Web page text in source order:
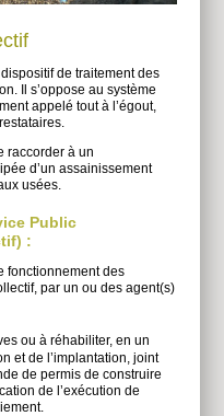
de traitement des
Il s’oppose au système
appelé tout à l’égout,
raccorder à un
d’un assainissement
usées.
Public
:
fonctionnement des
par un ou des agent(s)
ou à réhabiliter, en un
et de l’implantation, joint
de permis de construire
de l’exécution de